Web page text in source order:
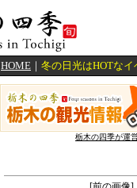
HOME ｜ 冬の日光はHOTな
栃木の四季が運